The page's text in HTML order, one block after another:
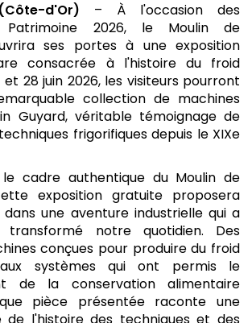
d'Or) – À l'occasion des
Patrimoine 2026, le Moulin de
ses portes à une exposition
consacrée à l'histoire du froid
et 28 juin 2026, les visiteurs pourront
collection de machines
Guyard, véritable témoignage de
frigorifiques depuis le XIXe
cadre authentique du Moulin de
exposition gratuite proposera
une aventure industrielle qui a
transformé notre quotidien. Des
conçues pour produire du froid
systèmes qui ont permis le
de la conservation alimentaire
pièce présentée raconte une